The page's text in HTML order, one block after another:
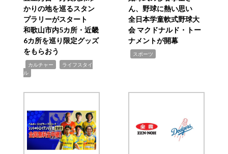
かりの地を巡るスタン
プラリーがスタート
和歌山市内5カ所・近畿
6カ所を巡り限定グッズ
をもらおう
カルチャー
ライフスタイ
ル
ん、野球に熱い思い
全日本学童軟式野球大
会 マクドナルド・トー
ナメントが開幕
スポーツ